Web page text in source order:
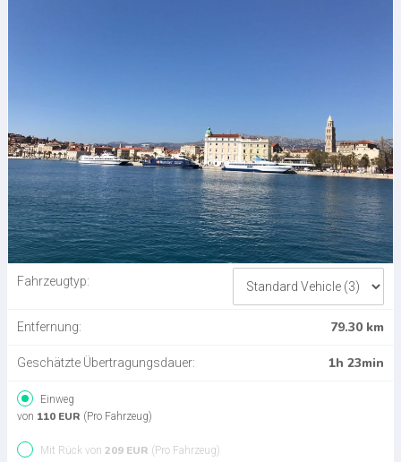
Fahrzeugtyp:
Entfernung: 79.30 km
Geschätzte Übertragungsdauer: 1h 23min
Einweg
von 110 EUR (Pro Fahrzeug)
Mit Rück von 209 EUR (Pro Fahrzeug)